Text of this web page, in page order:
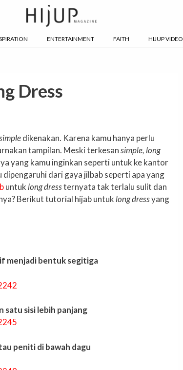
ENTERTAINMENT FAITH HIJUP VIDEO
Dress
dikenakan. Karena kamu hanya perlu
tampilan. Meski terkesansimple,long
yang kamu inginkan seperti untuk ke kantor
dari gaya jilbab seperti apa yang
untuklong dressternyata tak terlalu sulit dan
Berikut tutorial hijab untuklong dressyang
menjadi bentuk segitiga
satu sisi lebih panjang
peniti di bawah dagu